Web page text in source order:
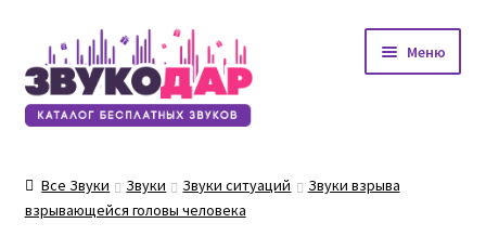
Перейти
к
навигации
Перейти
к
содержимому
Меню
Все Звуки Звуки Звуки ситуаций
Звуки взрыва
взрывающейся головы человека